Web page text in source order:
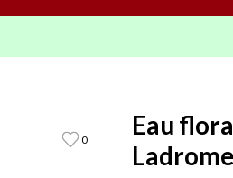
0
Eau
Ladrome